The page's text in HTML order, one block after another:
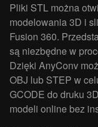
Pliki STL można
modelowania 3D i
Fusion 360.
są niezbędne w
Dzięki AnyConv
OBJ lub STEP w
GCODE do druku
modeli online bez